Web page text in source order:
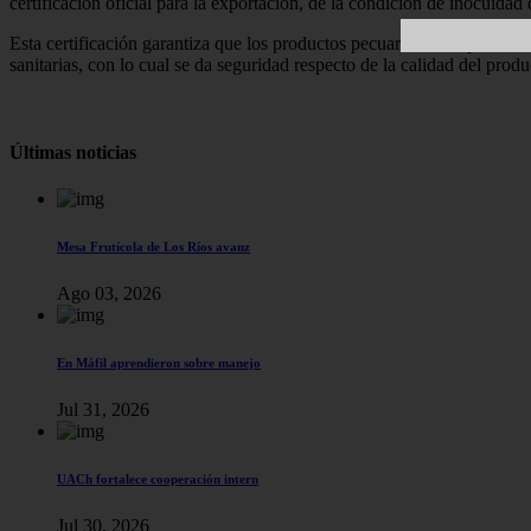
Esta certificación garantiza que los productos pecuarios de
sanitarias, con lo cual se da seguridad respecto de la calidad del
Últimas noticias
Mesa Frutícola de Los Ríos avanz
Ago 03, 2026
En Máfil aprendieron sobre manejo
Jul 31, 2026
UACh fortalece cooperación intern
Jul 30, 2026